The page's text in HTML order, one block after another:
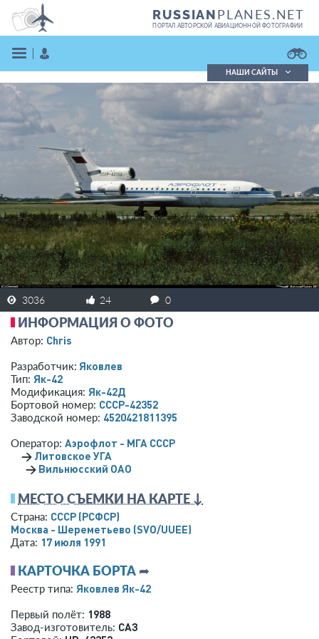
RUSSIANPLANES.NET
ПОРТАЛ АВТОРСКОЙ АВИАЦИОННОЙ ФОТОГРАФИИ
ВОЙТИ
ЗАРЕГИСТРИРОВАТЬСЯ
Поиск фотографий
Поиск в реестре
Подробно
НАШИ САЙТЫ
3036 24 0
ИНФОРМАЦИЯ О ФОТО
Автор: Chris
Разработчик: Яковлев
Тип: Як-42
Модификация: Як-42Д
Бортовой номер: СССР-42352
Заводской номер: 4520421811395
Оператор: Аэрофлот - МГА СССР
→ Литовское УГА
→ Вильнюсский ОАО
МЕСТО СЪЕМКИ НА КАРТЕ ↓
Страна: СССР (РСФСР)
Москва - Шереметьево (SVO/UUEE)
Дата: 17 июля 1991
КАРТОЧКА БОРТА ➦
Реестр типа: Яковлев Як-42
Первый полёт: 1988
Завод-изготовитель: САЗ